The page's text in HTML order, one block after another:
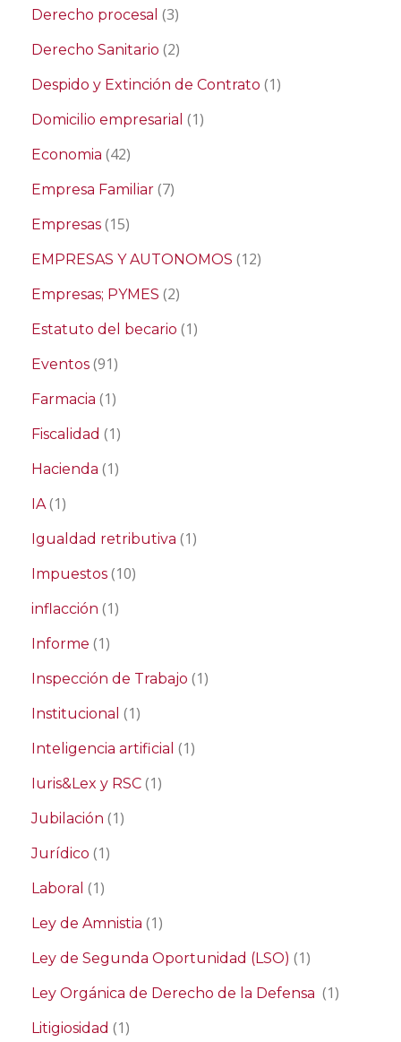
Derecho procesal (3)
Derecho Sanitario (2)
Despido y Extinción de Contrato (1)
Domicilio empresarial (1)
Economia (42)
Empresa Familiar (7)
Empresas (15)
EMPRESAS Y AUTONOMOS (12)
Empresas; PYMES (2)
Estatuto del becario (1)
Eventos (91)
Farmacia (1)
Fiscalidad (1)
Hacienda (1)
IA(1)
Igualdad retributiva (1)
Impuestos (10)
inflacción (1)
Informe (1)
Inspección de Trabajo (1)
Institucional (1)
Inteligencia artificial (1)
Iuris&Lex y RSC (1)
Jubilación (1)
Jurídico (1)
Laboral (1)
Ley de Amnistia (1)
Ley de Segunda Oportunidad (LSO) (1)
Ley Orgánica de Derecho de la Defensa (1)
Litigiosidad (1)